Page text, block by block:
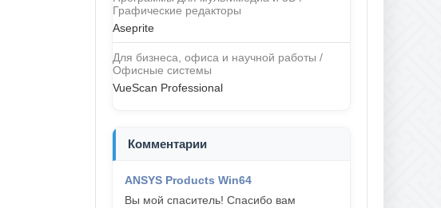
Графические редакторы
Aseprite
Для бизнеса, офиса и научной работы /
Офисные системы
VueScan Professional
Комментарии
ANSYS Products Win64
Вы мой спаситель! Спасибо вам